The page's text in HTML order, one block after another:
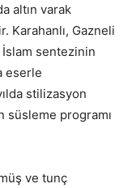
altın varak
Karahanlı, Gazneli
sentezinin
eserle
stilizasyon
süsleme programı
ve tunç